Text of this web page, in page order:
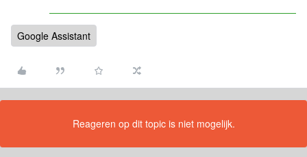
Google Assistant
Reageren op dit topic is niet mogelijk.